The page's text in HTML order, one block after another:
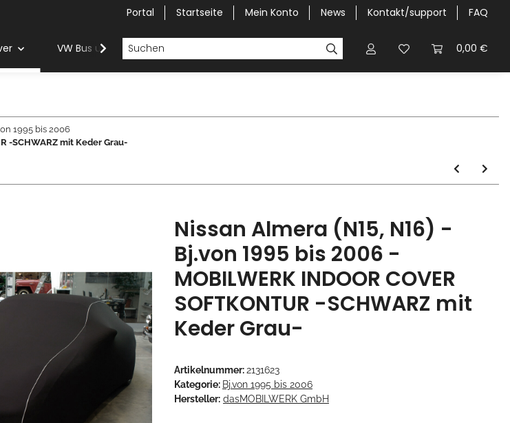
Portal Startseite Mein Konto News Kontakt/support FAQ
0,00 €
VW Bus und Van Car Cover Halbgaragen / Kapuzen nach
1995 bis 2006
-SCHWARZ mit Keder Grau-
Nissan Almera (N15, N16) -
Bj.von 1995 bis 2006 -
MOBILWERK INDOOR COVER
SOFTKONTUR -SCHWARZ mit
Keder Grau-
Artikelnummer:2131623
Kategorie: Bj.von 1995 bis 2006
Hersteller: dasMOBILWERK GmbH